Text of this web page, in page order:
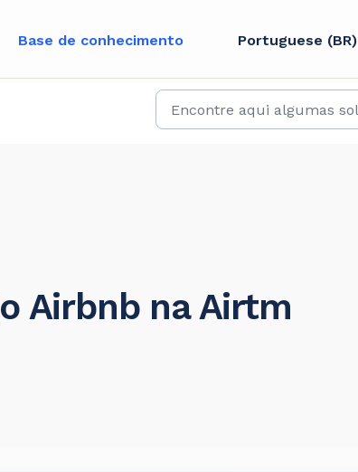
Base de conhecimento Portuguese (BR)
Airbnb na Airtm